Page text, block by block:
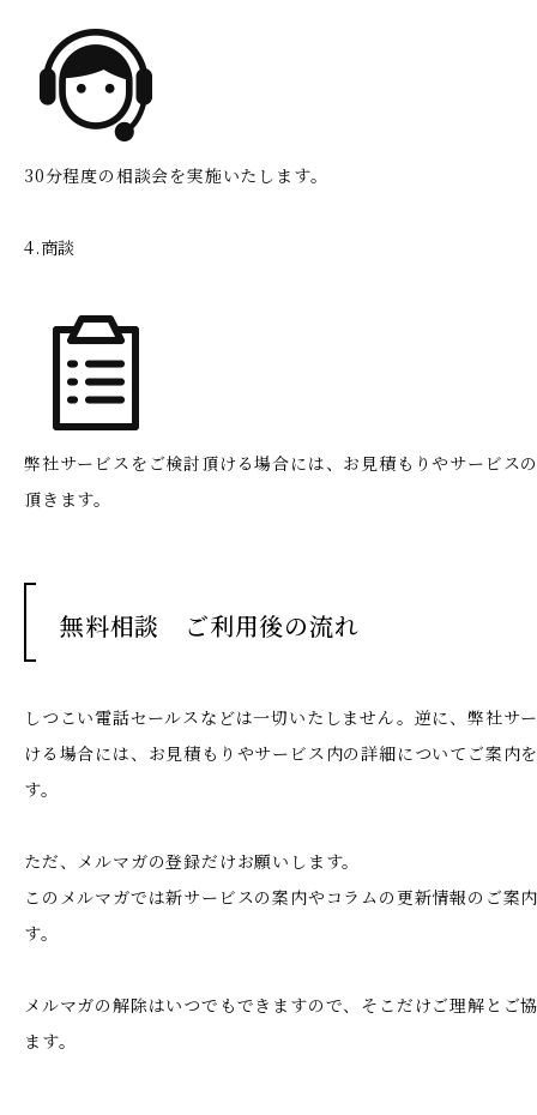
30分程度の相談会を実施いたします。
4.商談
弊社サービスをご検討頂ける場合には、お見積もりやサービス
頂きます。
無料相談 ご利用後の流れ
しつこい電話セールスなどは一切いたしません。 逆に、弊社サ
ける場合には、お見積もりやサービス内の詳細についてご案内
す。
ただ、メルマガの登録だけお願いします。
このメルマガでは新サービスの案内やコラムの更新情報のご案
す。
メルマガの解除はいつでもできますので、そこだけご理解とご
ます。